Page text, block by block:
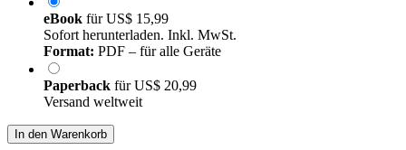
eBook fürUS$ 15,99
Sofort herunterladen. Inkl. MwSt.
Format: PDF – für alle Geräte
Paperback fürUS$ 20,99
Versand weltweit
In den Warenkorb